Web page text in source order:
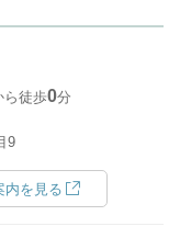
ら徒歩0分
9
内を見る